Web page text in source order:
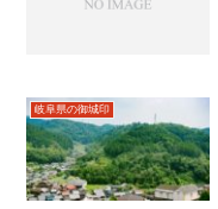
岐阜県の御城印